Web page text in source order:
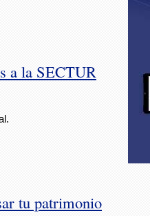
a la SECTUR
tu patrimonio